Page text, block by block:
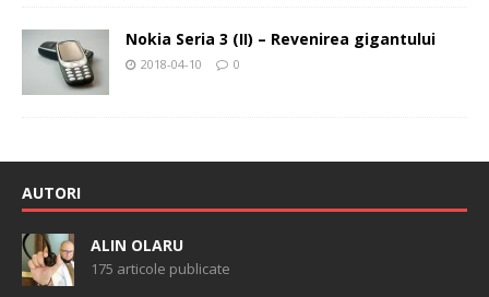
Nokia Seria 3 (II) – Revenirea gigantului
2018-04-10 0
AUTORI
ALIN OLARU
175 articole publicate